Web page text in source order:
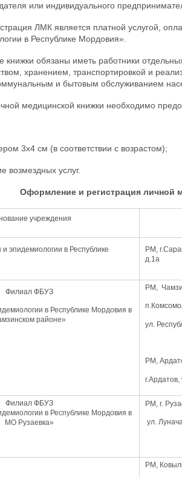
или индивидуального
ЛМК является платной услугой,
в Республике Мордовия».
книжки обязаны иметь работники
хранением, транспортировкой и
и бытовым обслуживанием
медицинской книжки необходимо
3х4 см (в соответствии с возрастом);
возмездных услуг.
Оформление и регистрация личной
учреждения
эпидемиологии в Республике
РМ,
д.1а
Филиал ФБУЗ
в Республике Мордовия в
районе»
РМ,
ул.
РМ,
Филиал ФБУЗ
в Республике Мордовия в
МО Рузаевка»
РМ, г.
ул.
РМ,